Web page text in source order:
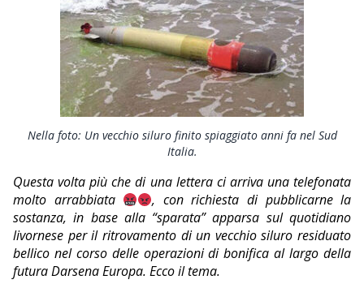
TURISMO
CULTURA
NAUTICA
EDITORIALI
Nella foto: Un vecchio siluro finito spiaggiato anni fa nel Sud
Italia.
Questa volta più che di una lettera ci arriva una telefonata
molto arrabbiata
, con richiesta di pubblicarne la
sostanza, in base alla “sparata” apparsa sul quotidiano
livornese per il ritrovamento di un vecchio siluro residuato
bellico nel corso delle operazioni di bonifica al largo della
futura Darsena Europa. Ecco il tema.